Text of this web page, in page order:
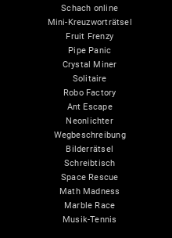
Schach online
Mini-Kreuzworträtsel
Fruit Frenzy
Pipe Panic
Crystal Miner
Solitaire
Robo Factory
Ant Escape
Neonlichter
Wegbeschreibung
Bilderrätsel
Schreibtisch
Space Rescue
Math Madness
Marble Race
Musik-Tennis